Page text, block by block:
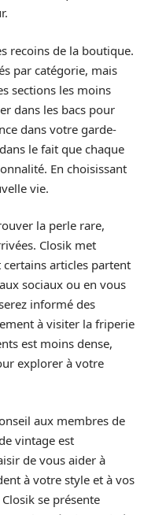
recoins de la boutique.
par catégorie, mais
sections les moins
dans les bacs pour
dans votre garde-
le fait que chaque
En choisissant
vie.
la perle rare,
Closik met
articles partent
sociaux ou en vous
informé des
à visiter la friperie
est moins dense,
explorer à votre
aux membres de
vintage est
de vous aider à
à votre style et à vos
se présente